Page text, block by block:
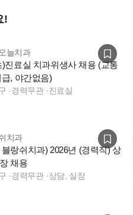
!
늘치과
)진료실 치과위생사 채용 (교통
급, 야간없음)
·경력무관·진료실
치과
블랑쉬치과) 2026년 (경력직) 상
채용
·경력무관·상담, 실장